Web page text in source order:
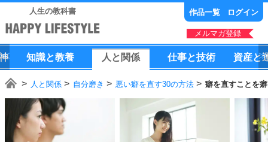
人生の教科書 作品一覧 ログイン
メルマガ登録
知識と教養 人 と 関係 仕事と技術 資産と
人と関係 自分磨き 悪い癖を直す30の方法 癖を直すことを